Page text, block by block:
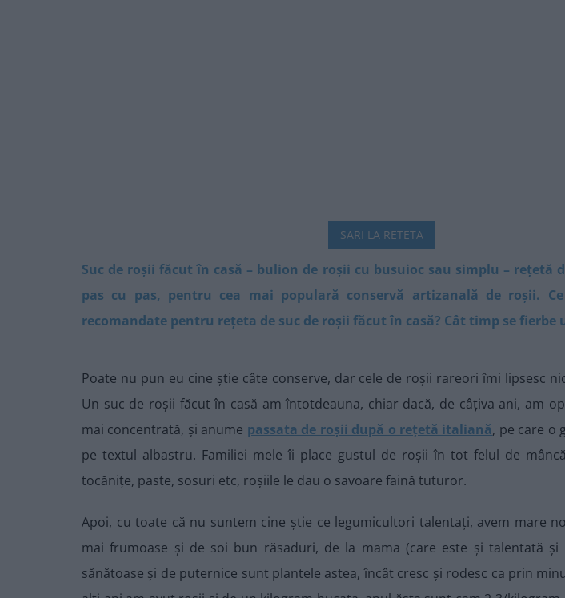
SARI LA RETETA
Suc de roșii făcut în casă – bulion de roșii cu busuioc sau simplu – rețetă
pas cu pas, pentru cea mai populară conservă artizanală de roșii.
recomandate pentru rețeta de suc de roșii făcut în casă? Cât timp se fierbe
Poate nu pun eu cine știe câte conserve, dar cele de roșii rareori îmi lipsesc
Un suc de roșii făcut în casă am întotdeauna, chiar dacă, de câțiva ani, am
mai concentrată, și anume passata de roșii după o rețetă italiană, pe care o
pe textul albastru. Familiei mele îi place gustul de roșii în tot felul de
tocănițe, paste, sosuri etc, roșiile le dau o savoare faină tuturor.
Apoi, cu toate că nu suntem cine știe ce legumicultori talentați, avem mare
mai frumoase și de soi bun răsaduri, de la mama (care este și talentată și
sănătoase și de puternice sunt plantele astea, încât cresc și rodesc ca prin